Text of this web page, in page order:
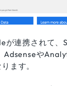
が連携されて、
Adsenseや
ます。